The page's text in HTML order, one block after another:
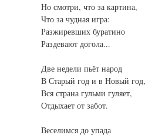
Но смотри, что за картина,
Что за чудная игра:
Разжиревших буратино
Раздевают догола...
Две недели пьёт народ
В Старый год и в Новый год,
Вся страна гульми гуляет,
Отдыхает от забот.
Веселимся до упада